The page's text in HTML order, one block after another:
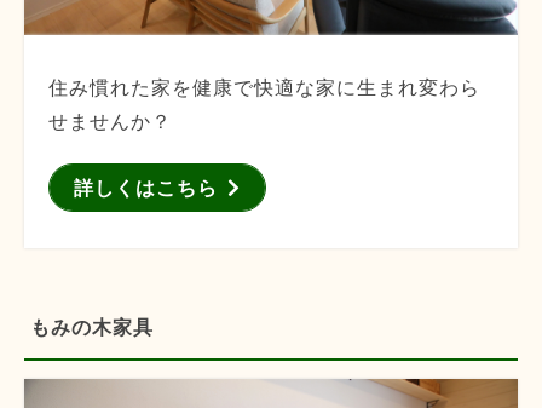
住み慣れた家を健康で快適な家に生まれ変わら
せませんか？
詳しくはこちら
もみの木家具